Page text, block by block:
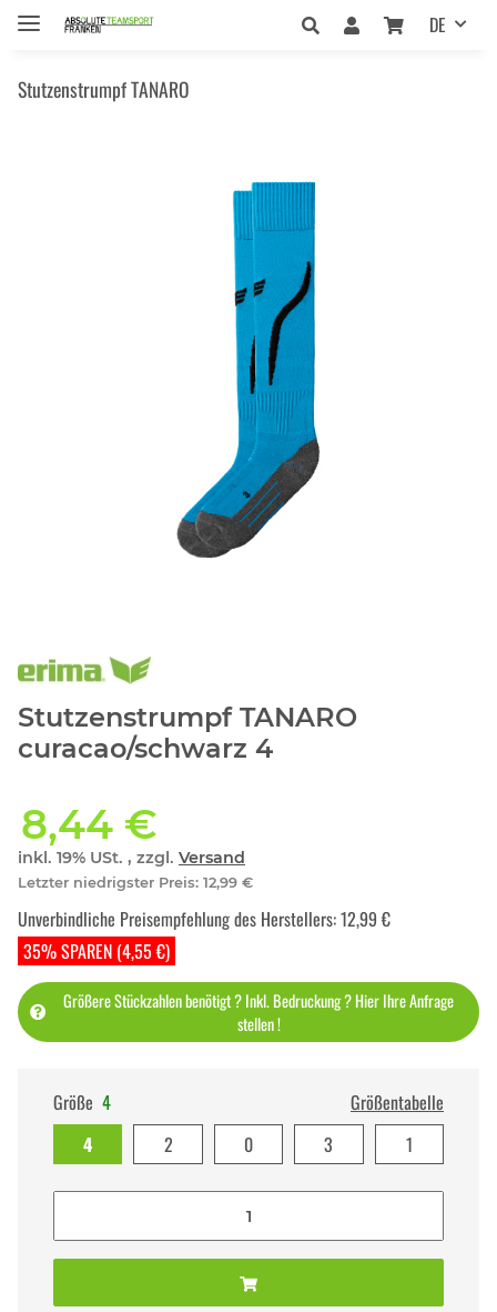
DE
Stutzenstrumpf TANARO
Stutzenstrumpf TANARO
curacao/schwarz 4
8,44 €
inkl. 19% USt. , zzgl. Versand
Letzter niedrigster Preis: 12,99 €
35% SPAREN (4,55 €)
Unverbindliche Preisempfehlung des Herstellers:12,99 €
Größere Stückzahlen benötigt ? Inkl. Bedruckung ? Hier Ihre Anfrage
stellen !
Größe 4
Größentabelle
4
2 0 3 1